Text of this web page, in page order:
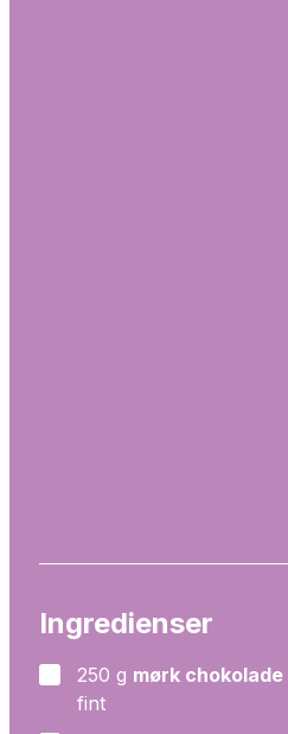
Ingredienser
▢
250 g mørk chokolade
fint